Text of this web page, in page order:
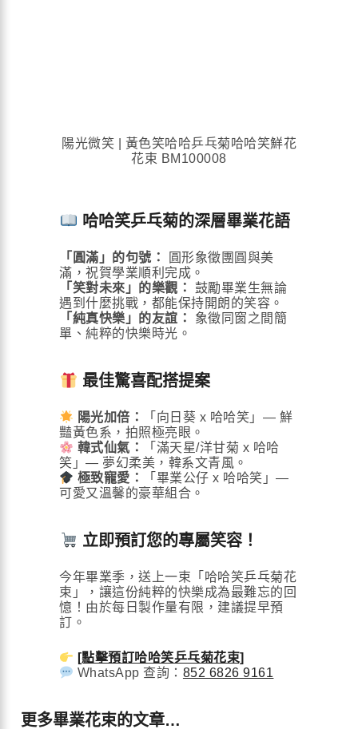
陽光微笑 | 黃色笑哈哈乒乓菊哈哈笑鮮花
花束 BM100008
哈哈笑乒乓菊的深層畢業花語
「圓滿」的句號：
圓形象徵團圓與美
滿，祝賀學業順利完成。
「笑對未來」的樂觀：
鼓勵畢業生無論
遇到什麼挑戰，都能保持開朗的笑容。
「純真快樂」的友誼：
象徵同窗之間簡
單、純粹的快樂時光。
最佳驚喜配搭提案
陽光加倍：
「向日葵 x 哈哈笑」— 鮮
豔黃色系，拍照極亮眼。
韓式仙氣：
「滿天星/洋甘菊 x 哈哈
笑」— 夢幻柔美，韓系文青風。
極致寵愛：
「畢業公仔 x 哈哈笑」—
可愛又溫馨的豪華組合。
立即預訂您的專屬笑容！
今年畢業季，送上一束「哈哈笑乒乓菊花
束」，讓這份純粹的快樂成為最難忘的回
憶！由於每日製作量有限，建議提早預
訂。
[點擊預訂哈哈笑乒乓菊花束]
WhatsApp 查詢： 852 6826 9161
更多畢業花束的文章…